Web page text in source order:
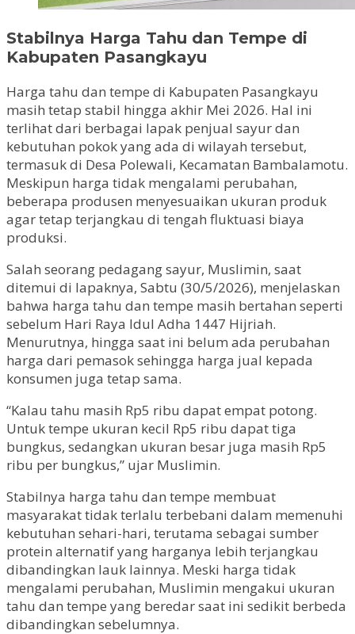
Stabilnya Harga Tahu dan Tempe di
Kabupaten Pasangkayu
Harga tahu dan tempe di Kabupaten Pasangkayu
masih tetap stabil hingga akhir Mei 2026. Hal ini
terlihat dari berbagai lapak penjual sayur dan
kebutuhan pokok yang ada di wilayah tersebut,
termasuk di Desa Polewali, Kecamatan Bambalamotu.
Meskipun harga tidak mengalami perubahan,
beberapa produsen menyesuaikan ukuran produk
agar tetap terjangkau di tengah fluktuasi biaya
produksi.
Salah seorang pedagang sayur, Muslimin, saat
ditemui di lapaknya, Sabtu (30/5/2026), menjelaskan
bahwa harga tahu dan tempe masih bertahan seperti
sebelum Hari Raya Idul Adha 1447 Hijriah.
Menurutnya, hingga saat ini belum ada perubahan
harga dari pemasok sehingga harga jual kepada
konsumen juga tetap sama.
“Kalau tahu masih Rp5 ribu dapat empat potong.
Untuk tempe ukuran kecil Rp5 ribu dapat tiga
bungkus, sedangkan ukuran besar juga masih Rp5
ribu per bungkus,” ujar Muslimin.
Stabilnya harga tahu dan tempe membuat
masyarakat tidak terlalu terbebani dalam memenuhi
kebutuhan sehari-hari, terutama sebagai sumber
protein alternatif yang harganya lebih terjangkau
dibandingkan lauk lainnya. Meski harga tidak
mengalami perubahan, Muslimin mengakui ukuran
tahu dan tempe yang beredar saat ini sedikit berbeda
dibandingkan sebelumnya.